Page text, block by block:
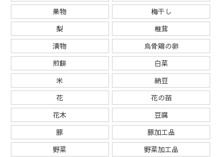
果物
梅干し
梨
椎茸
漬物
烏骨鶏の卵
煎餅
白菜
米
納豆
花
花の苗
花木
豆腐
豚
豚加工品
野菜
野菜加工品